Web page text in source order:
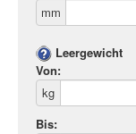
mm
Leergewicht
Von:
kg
Bis: